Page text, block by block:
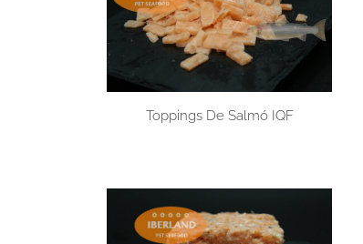
Toppings De Salmó IQF